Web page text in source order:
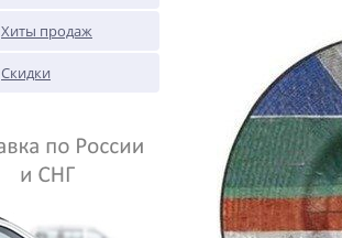
Хиты продаж
Скидки